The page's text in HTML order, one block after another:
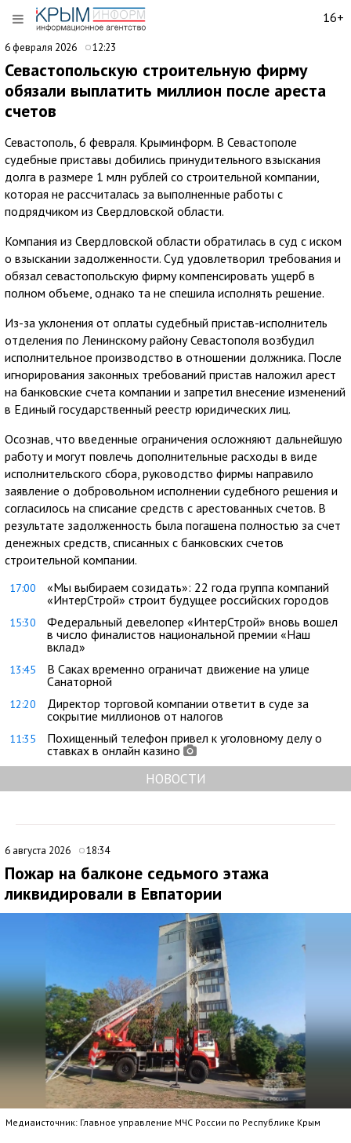
16+
6 февраля 2026 12:23
Севастопольскую строительную фирму
обязали выплатить миллион после ареста
счетов
Севастополь, 6 февраля. Крыминформ. В Севастополе
судебные приставы добились принудительного взыскания
долга в размере 1 млн рублей со строительной компании,
которая не рассчиталась за выполненные работы с
подрядчиком из Свердловской области.
Компания из Свердловской области обратилась в суд с иском
о взыскании задолженности. Суд удовлетворил требования и
обязал севастопольскую фирму компенсировать ущерб в
полном объеме, однако та не спешила исполнять решение.
Из-за уклонения от оплаты судебный пристав-исполнитель
отделения по Ленинскому району Севастополя возбудил
исполнительное производство в отношении должника. После
игнорирования законных требований пристав наложил арест
на банковские счета компании и запретил внесение изменений
в Единый государственный реестр юридических лиц.
Осознав, что введенные ограничения осложняют дальнейшую
работу и могут повлечь дополнительные расходы в виде
исполнительского сбора, руководство фирмы направило
заявление о добровольном исполнении судебного решения и
согласилось на списание средств с арестованных счетов. В
результате задолженность была погашена полностью за счет
денежных средств, списанных с банковских счетов
строительной компании.
17:00
«Мы выбираем созидать»: 22 года группа компаний
«ИнтерСтрой» строит будущее российских городов
15:30
Федеральный девелопер «ИнтерСтрой» вновь вошел
в число финалистов национальной премии «Наш
вклад»
13:45
В Саках временно ограничат движение на улице
Санаторной
12:20
Директор торговой компании ответит в суде за
сокрытие миллионов от налогов
11:35
Похищенный телефон привел к уголовному делу о
ставках в онлайн казино
НОВОСТИ
6 августа 2026 18:34
Пожар на балконе седьмого этажа
ликвидировали в Евпатории
Медиаисточник: Главное управление МЧС России по Республике Крым